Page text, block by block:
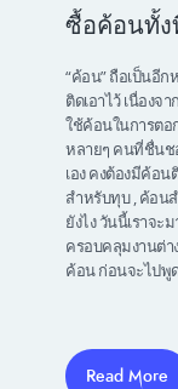
ซื้อค้อนทั้ง
“ค้อน” ถือเป็นอี
ติดเอาไว้ เนื่องจ
ใช้ค้อนในการตอ
หลายๆ คนที่ชื่นช
เอง คงต้องมีค้อ
สำหรับทุบ , ค้อน
ยังไง วันนี้เราจะ
ครอบคลุมงานต่า
ค้อน ก่อนจะไปพู
Read More